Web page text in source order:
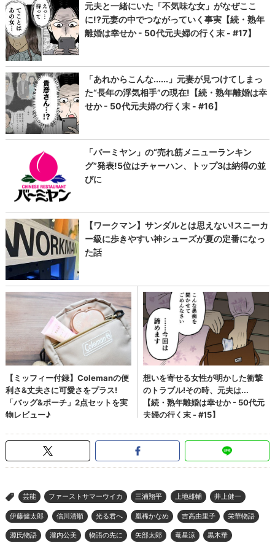
> 芸能 ファーストサマーウイカ 三浦翔平 上地雄輔 井上健一
伊藤健太郎 信川清順 光る君へ 凰稀かなめ 吉高由里子 栄華物語
源氏物語 瀧内公美 物語の先に 矢部太郎 竜星涼 黒木華